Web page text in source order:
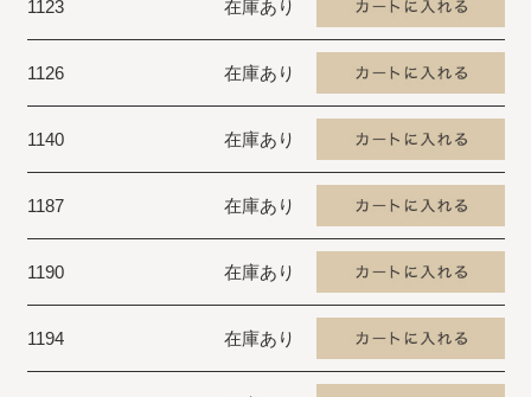
1123 在庫あり
1126 在庫あり
1140 在庫あり
1187 在庫あり
1190 在庫あり
1194 在庫あり